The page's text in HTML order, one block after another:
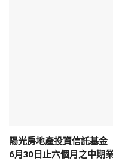
陽光房地產投資信託基金
6月30日止六個月之中期